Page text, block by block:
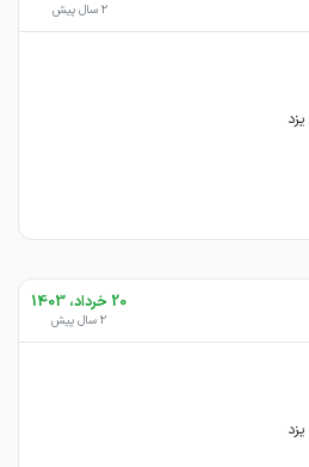
2 سال پیش
20 خرداد، 1403
2 سال پیش